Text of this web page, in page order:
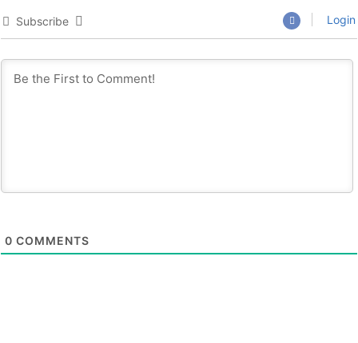
Subscribe Login
0 COMMENTS